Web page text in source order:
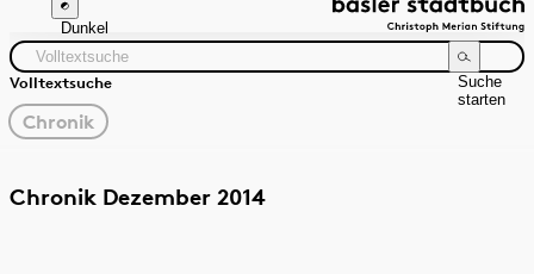
Dunkel
Volltextsuche
Suche
starten
gewählter
Filter
Chronik
Quelle Zeitraum
Chronik Dezember 2014